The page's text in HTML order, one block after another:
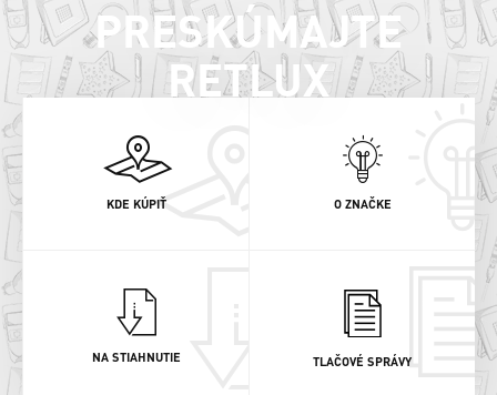
PRESKÚMAJTE
RETLUX
KDE KÚPIŤ O ZNAČKE
NA STIAHNUTIE TLAČOVÉ SPRÁVY